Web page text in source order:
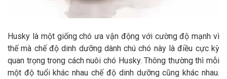
Chính sách bảo hành Chính sách bảo mật
Chính sách đổi trả
LIÊN HỆ
Husky là một giống chó ưa vận động với cường độ mạnh vì
thế mà chế độ dinh dưỡng dành chú chó này là điều cực kỳ
quan trọng trong cách nuôi chó Husky. Thông thường thì mỗi
một độ tuổi khác nhau chế độ dinh dưỡng cũng khác nhau.